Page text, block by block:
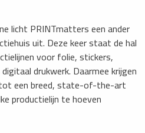
licht PRINTmatters een ander
uit. Deze keer staat de hal
voor folie, stickers,
drukwerk. Daarmee krijgen
een breed, state-of-the-art
productielijn te hoeven